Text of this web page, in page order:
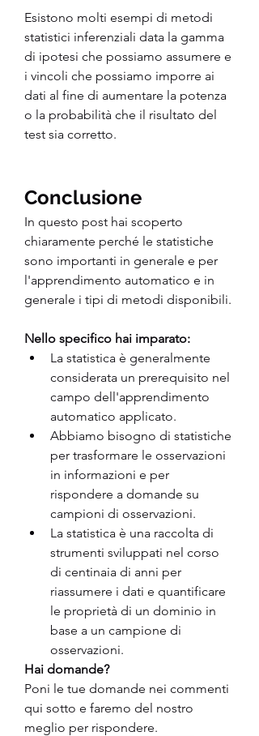
Esistono molti esempi di metodi
statistici inferenziali data la gamma
di ipotesi che possiamo assumere e
i vincoli che possiamo imporre ai
dati al fine di aumentare la potenza
o la probabilità che il risultato del
test sia corretto.
Conclusione
In questo post hai scoperto
chiaramente perché le statistiche
sono importanti in generale e per
l'apprendimento automatico e in
generale i tipi di metodi disponibili.
Nello specifico hai imparato:
La statistica è generalmente
considerata un prerequisito nel
campo dell'apprendimento
automatico applicato.
Abbiamo bisogno di statistiche
per trasformare le osservazioni
in informazioni e per
rispondere a domande su
campioni di osservazioni.
La statistica è una raccolta di
strumenti sviluppati nel corso
di centinaia di anni per
riassumere i dati e quantificare
le proprietà di un dominio in
base a un campione di
osservazioni.
Hai domande?
Poni le tue domande nei commenti
qui sotto e faremo del nostro
meglio per rispondere.